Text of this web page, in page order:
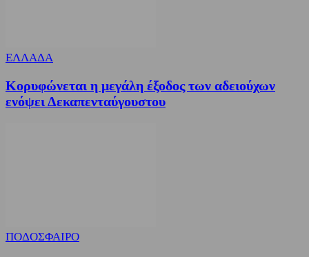
ΕΛΛΑΔΑ
Κορυφώνεται η μεγάλη έξοδος των αδειούχων
ενόψει Δεκαπενταύγουστου
ΠΟΔΟΣΦΑΙΡΟ